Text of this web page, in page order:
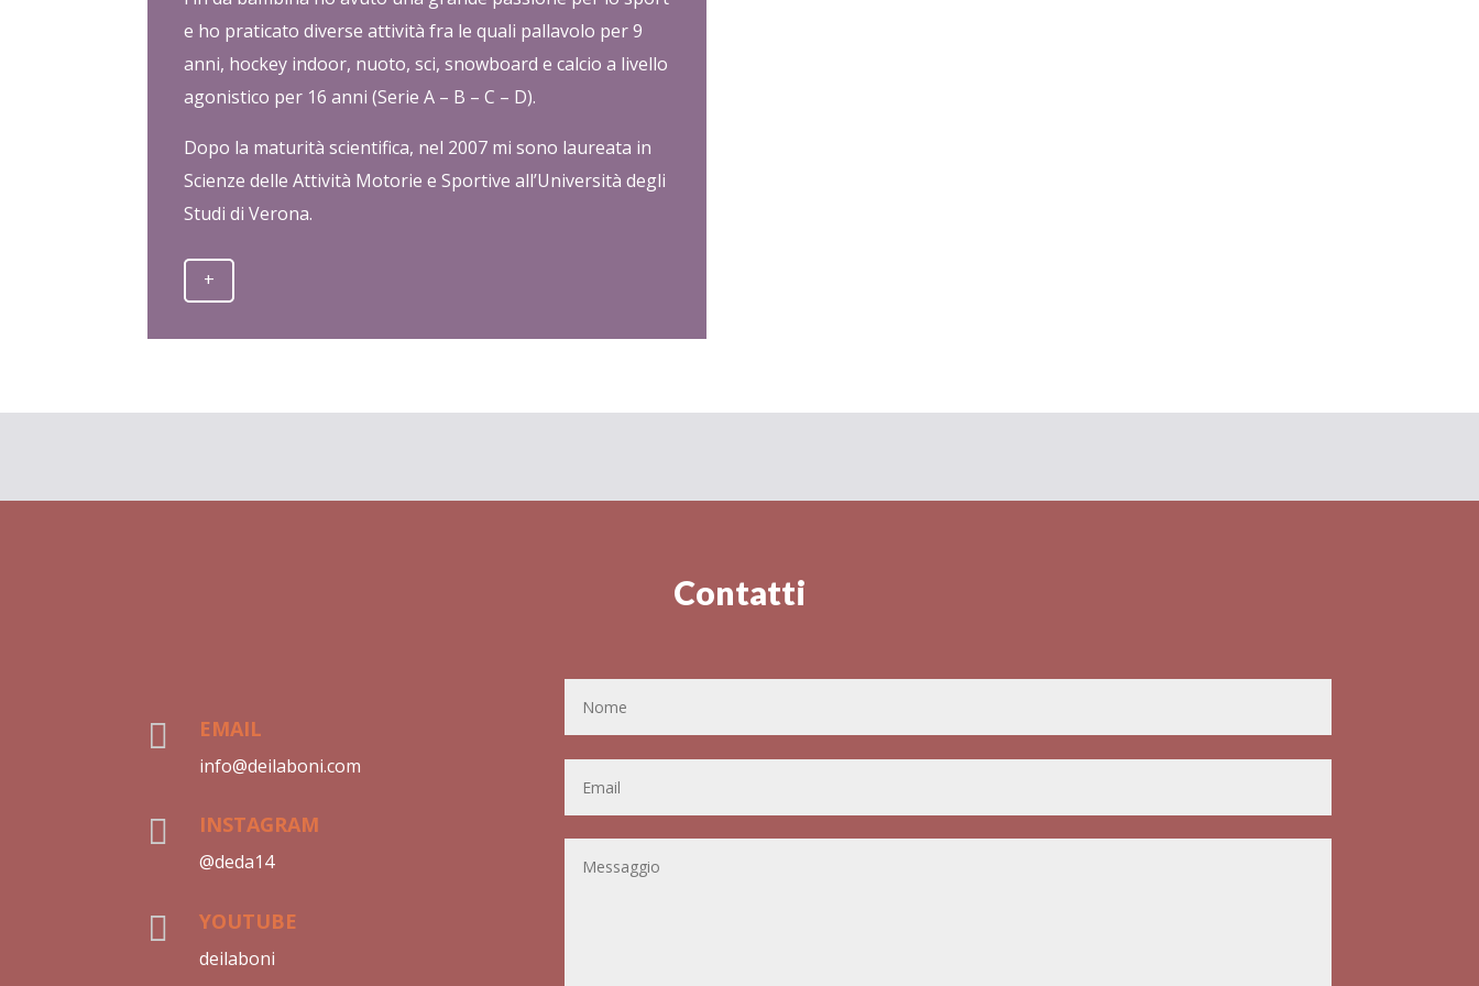
e ho praticato diverse attività fra le quali pallavolo per 9
anni, hockey indoor, nuoto, sci, snowboard e calcio a livello
agonistico per 16 anni (Serie A – B – C – D).
Dopo la maturità scientifica, nel 2007 mi sono laureata in
Scienze delle Attività Motorie e Sportive all’Università degli
Studi di Verona.
+
Contatti
 EMAIL
info@deilaboni.com
 INSTAGRAM
@deda14
 YOUTUBE
deilaboni